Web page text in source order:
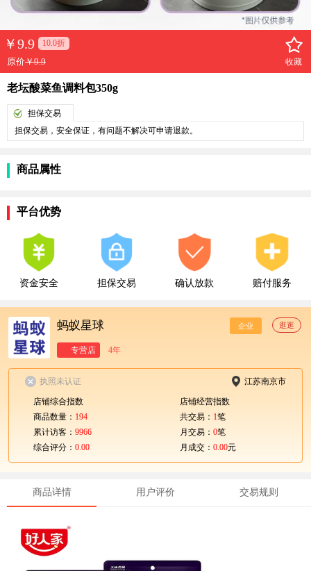
￥9.9 10.0折
原价￥9.9 收藏
老坛酸菜鱼调料包350g
担保交易
担保交易，安全保证，有问题不解决可申请退款。
商品属性
平台优势
资金安全 担保交易 确认放款 赔付服务
蚂蚁星球 企业 逛逛
专营店 4年
执照未认证 江苏南京市
店铺综合指数
商品数量： 194
累计访客： 9966
综合评分： 0.00
店铺经营指数
共交易： 1笔
月交易： 0笔
月成交： 0.00元
商品详情 用户评价 交易规则